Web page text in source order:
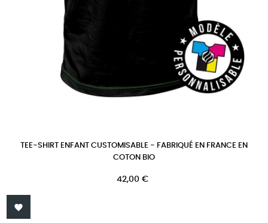
TEE-SHIRT ENFANT CUSTOMISABLE - FABRIQUÉ EN FRANCE EN
COTON BIO
Prix
42,00 €
